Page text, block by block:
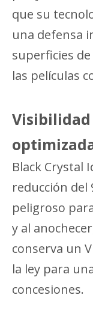
que su
una defensa
superficies
las películas
Black Crystal
reducción del
peligroso
y al
conserva un
la ley para
concesiones.